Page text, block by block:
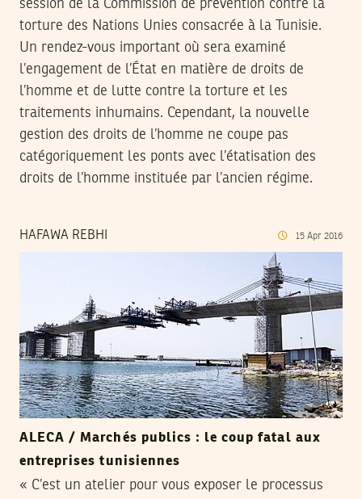
session de la Commission de prévention contre la
torture des Nations Unies consacrée à la Tunisie.
Un rendez-vous important où sera examiné
l’engagement de l’État en matière de droits de
l’homme et de lutte contre la torture et les
traitements inhumains. Cependant, la nouvelle
gestion des droits de l’homme ne coupe pas
catégoriquement les ponts avec l’étatisation des
droits de l’homme instituée par l’ancien régime.
HAFAWA REBHI 15 Apr 2016
ALECA / Marchés publics : le coup fatal aux
entreprises tunisiennes
« C’est un atelier pour vous exposer le processus